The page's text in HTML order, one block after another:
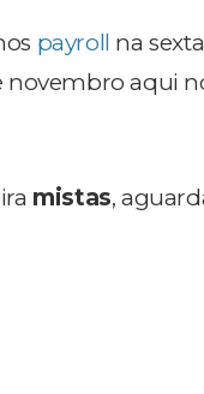
payroll na
aqui
mistas,